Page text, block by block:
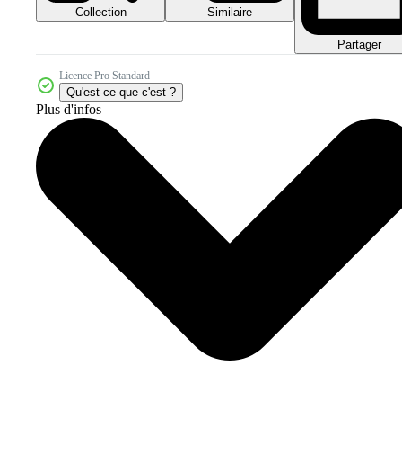
Collection Similaire
Partager
Licence Pro Standard
Qu'est-ce que c'est ?
Plus d'infos